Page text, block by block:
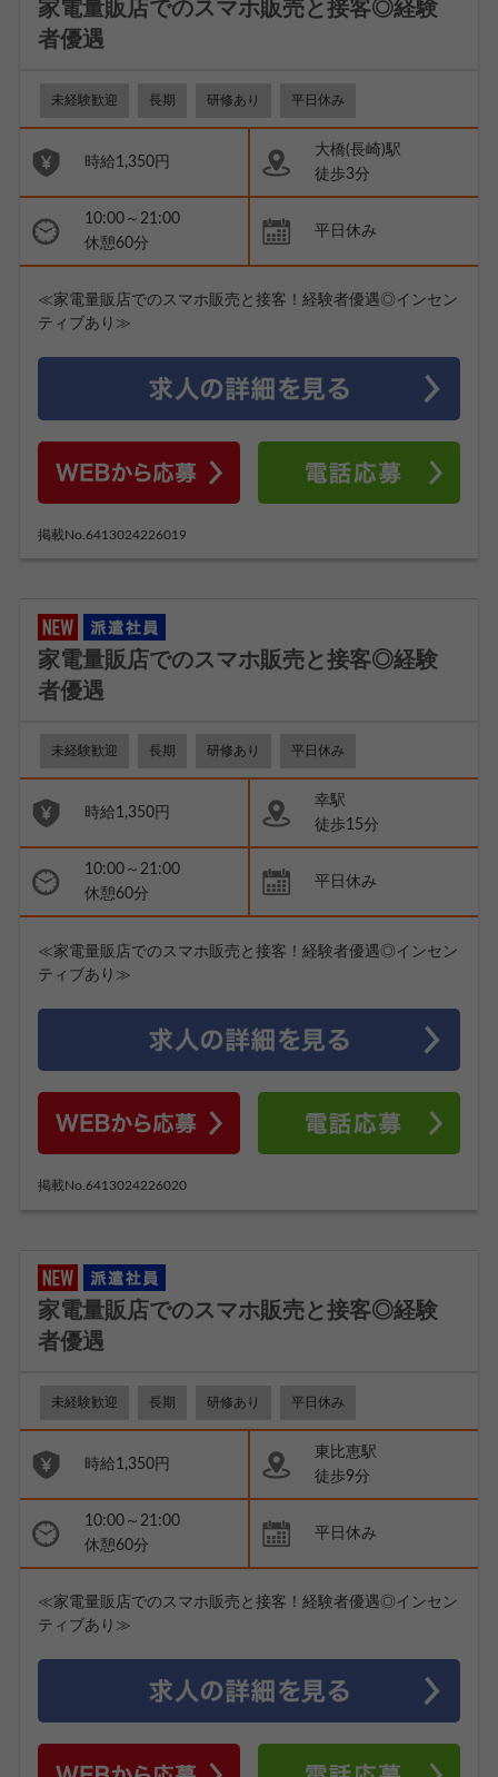
家電量販店でのスマホ販売と接客◎経験
者優遇
未経験歓迎 長期 研修あり 平日休み
時給1,350円
大橋(長崎)駅
徒歩3分
10:00～21:00
休憩60分
平日休み
≪家電量販店でのスマホ販売と接客！経験者優遇◎インセン
ティブあり≫
掲載No.6413024226019
家電量販店でのスマホ販売と接客◎経験
者優遇
未経験歓迎 長期 研修あり 平日休み
時給1,350円
幸駅
徒歩15分
10:00～21:00
休憩60分
平日休み
≪家電量販店でのスマホ販売と接客！経験者優遇◎インセン
ティブあり≫
掲載No.6413024226020
家電量販店でのスマホ販売と接客◎経験
者優遇
未経験歓迎 長期 研修あり 平日休み
時給1,350円
東比恵駅
徒歩9分
10:00～21:00
休憩60分
平日休み
≪家電量販店でのスマホ販売と接客！経験者優遇◎インセン
ティブあり≫